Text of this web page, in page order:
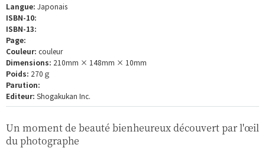
Langue: Japonais
ISBN-10:
ISBN-13:
Page:
Couleur: couleur
Dimensions: 210mm × 148mm × 10mm
Poids: 270ｇ
Parution:
Editeur: Shogakukan Inc.
Un moment de beauté bienheureux découvert par l'œil
du photographe